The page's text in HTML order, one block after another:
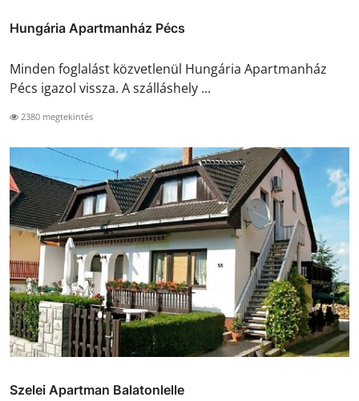
Hungária Apartmanház Pécs
Minden foglalást közvetlenül Hungária Apartmanház
Pécs igazol vissza. A szálláshely ...
2380 megtekintés
Szelei Apartman Balatonlelle